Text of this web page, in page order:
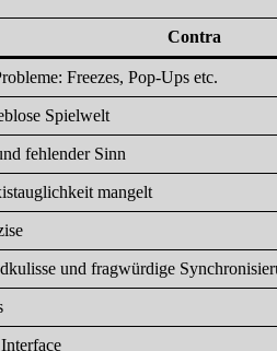
Contra
Freezes, Pop-Ups etc.
Spielwelt
fehlender Sinn
mangelt
und fragwürdige